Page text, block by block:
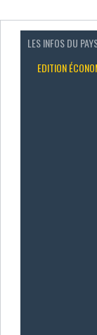
LES INFOS DU
EDITION